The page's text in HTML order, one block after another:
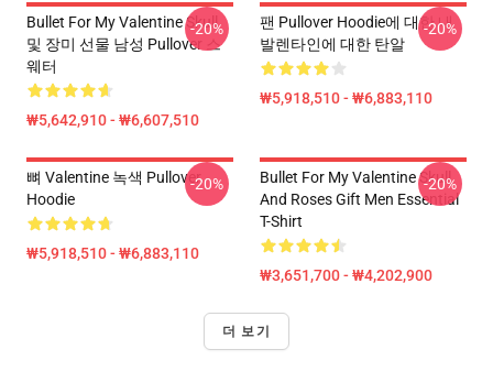
Bullet For My Valentine Skull
및 장미 선물 남성 Pullover 스
웨터
₩5,642,910 - ₩6,607,510
-20%
팬 Pullover Hoodie에 대한 내
발렌타인에 대한 탄알
₩5,918,510 - ₩6,883,110
-20%
뼈 Valentine 녹색 Pullover
Hoodie
₩5,918,510 - ₩6,883,110
-20%
Bullet For My Valentine Skull
And Roses Gift Men Essential
T-Shirt
₩3,651,700 - ₩4,202,900
-20%
더 보기